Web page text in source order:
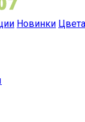
Новинки Цвета